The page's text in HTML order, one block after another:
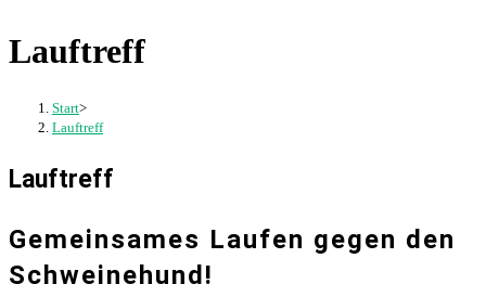
Lauftreff
Start>
Lauftreff
Lauftreff
Gemeinsames Laufen gegen den
Schweinehund!